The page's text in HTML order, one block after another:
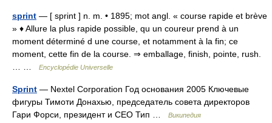
sprint — [ sprint ] n. m. • 1895; mot angl. « course rapide et brève
» ♦ Allure la plus rapide possible, qu un coureur prend à un
moment déterminé d une course, et notamment à la fin; ce
moment, cette fin de la course. ⇒ emballage, finish, pointe, rush.
Encyclopédie Universelle
Sprint — Nextel Corporation Год основания 2005 Ключевые
фигуры Тимоти Донахью, председатель совета директоров
Гари Форси, президент и CEO Тип …
Википедия